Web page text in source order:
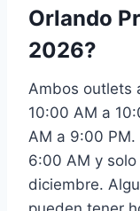
Orlando
2026?
Ambos outlets
10:00 AM a
AM a 9:00 PM.
6:00 AM y
diciembre.